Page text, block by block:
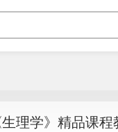
理学》精品课